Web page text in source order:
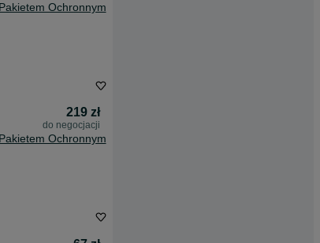
Ochronnym
219 zł
do negocjacji
Ochronnym